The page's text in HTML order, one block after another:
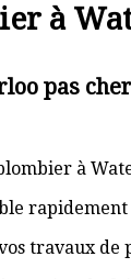
à
pas
à
travaux de